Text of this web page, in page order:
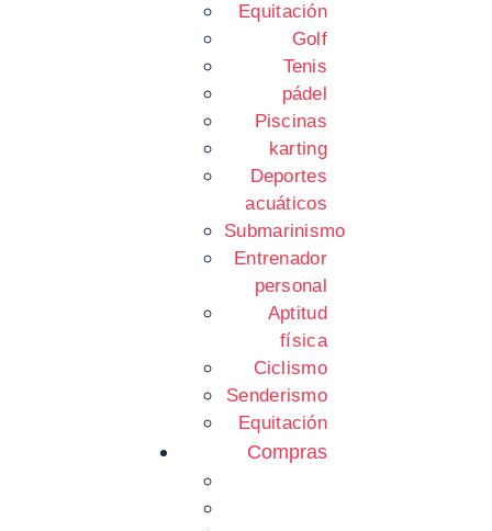
Equitación
Golf
Tenis
pádel
Piscinas
karting
Deportes
acuáticos
Submarinismo
Entrenador
personal
Aptitud
física
Ciclismo
Senderismo
Equitación
Compras